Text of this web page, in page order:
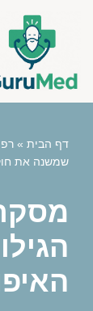
content
דף הבית »
שמשנה את